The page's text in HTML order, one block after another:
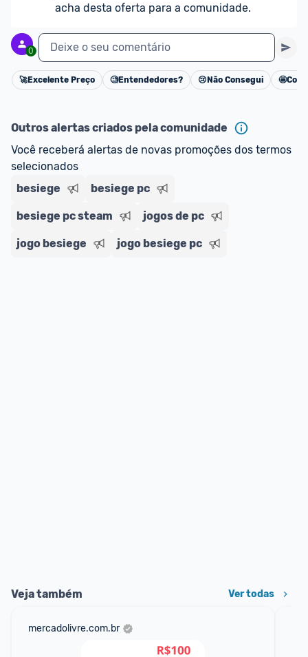
acha desta oferta para a comunidade.
0 Deixe o seu comentário
Cancelar
🚀Excelente Preço 🧐Entendedores? 😢 Não Consegui 🤩
Outros alertas criados pela comunidade
Você receberá alertas de novas promoções dos termos
selecionados
besiege
besiege pc
besiege pc steam jogos de pc
jogo besiege jogo besiege pc
Veja também Ver todas
mercadolivre.com.br